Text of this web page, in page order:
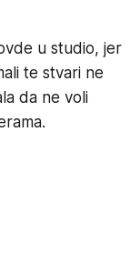
u studio, jer
te stvari ne
da ne voli